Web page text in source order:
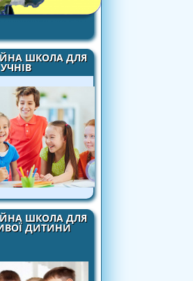
ШКОЛА ДЛЯ
УЧНІВ
ШКОЛА ДЛЯ
ДИТИНИ
початкової